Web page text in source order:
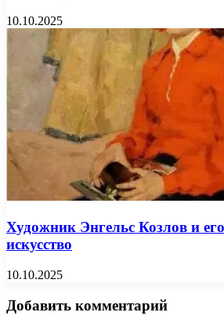
10.10.2025
Художник Энгельс Козлов и
искусство
10.10.2025
Добавить комментарий